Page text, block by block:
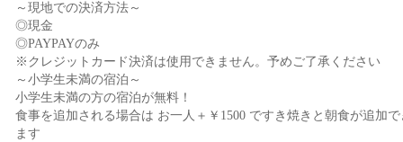
～現地での決済方法～
◎現金
◎PAYPAYのみ
※クレジットカード決済は使用できません。予めご了承ください
～小学生未満の宿泊～
小学生未満の方の宿泊が無料！
食事を追加される場合は お一人＋￥1500 ですき焼きと朝食が追加で
ます